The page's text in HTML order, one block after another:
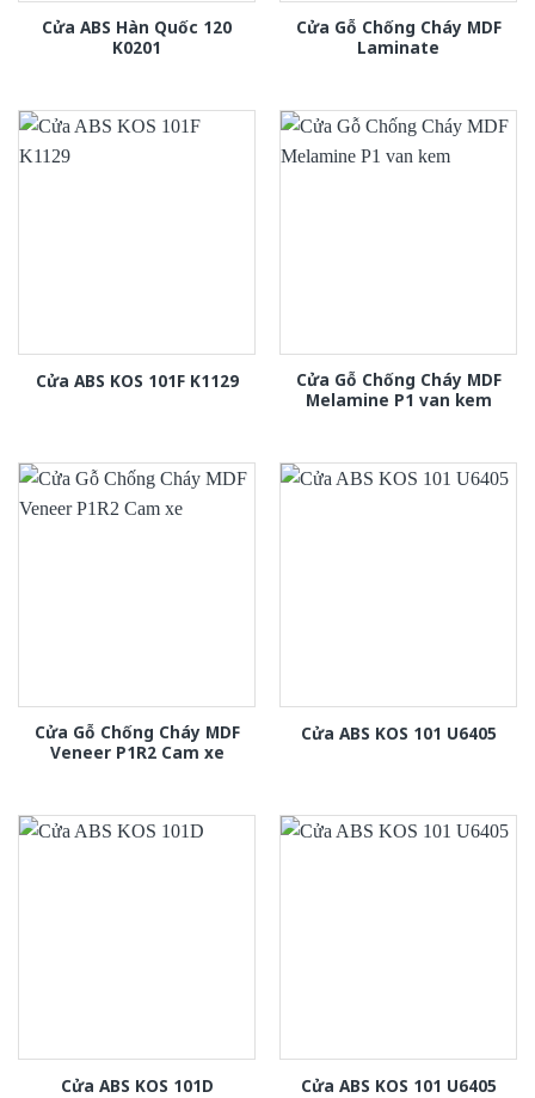
Cửa ABS Hàn Quốc 120
K0201
Cửa Gỗ Chống Cháy MDF
Laminate
Cửa ABS KOS 101F K1129
Cửa Gỗ Chống Cháy MDF
Melamine P1 van kem
Cửa Gỗ Chống Cháy MDF
Veneer P1R2 Cam xe
Cửa ABS KOS 101 U6405
Cửa ABS KOS 101D Cửa ABS KOS 101 U6405